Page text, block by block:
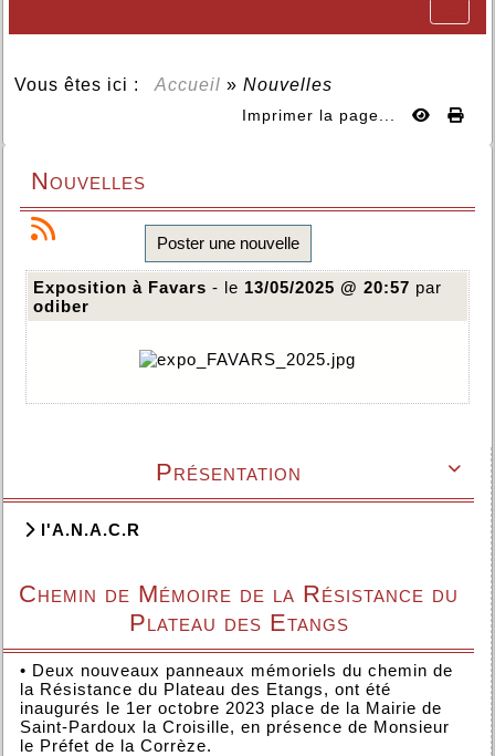
Vous êtes ici : Accueil » Nouvelles
Imprimer la page...

Présentation
l'A.N.A.C.R
Chemin de Mémoire de la Résistance du
Plateau des Etangs
• Deux nouveaux panneaux mémoriels du chemin de
la Résistance du Plateau des Etangs, ont été
inaugurés le 1er octobre 2023 place de la Mairie de
Saint-Pardoux la Croisille, en présence de Monsieur
le Préfet de la Corrèze.
Nouvelles
Poster une nouvelle
Exposition à Favars - le 13/05/2025 @ 20:57 par
odiber